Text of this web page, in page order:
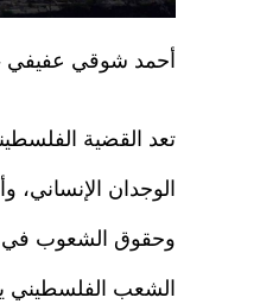
أحمد شوقي
تعد القضية
الوجدان الإنساني،
وحقوق الشعوب في
الشعب الفلسطيني